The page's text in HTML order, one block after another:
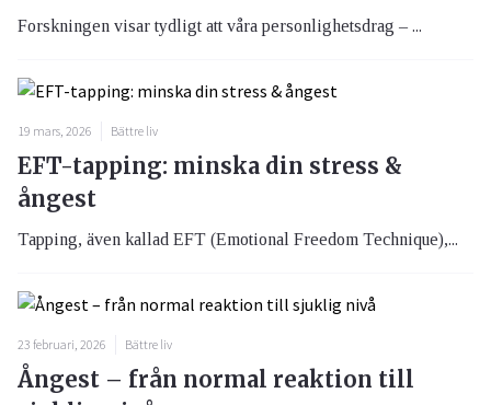
Forskningen visar tydligt att våra personlighetsdrag – ...
19 mars, 2026 Bättre liv
EFT-tapping: minska din stress &
ångest
Tapping, även kallad EFT (Emotional Freedom Technique),...
23 februari, 2026 Bättre liv
Ångest – från normal reaktion till